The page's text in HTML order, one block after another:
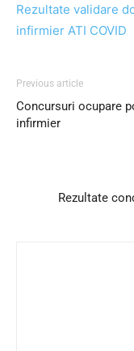
Rezultate validare
infirmier ATI COVID
Previous article
Concursuri ocupare
infirmier
Rezultate